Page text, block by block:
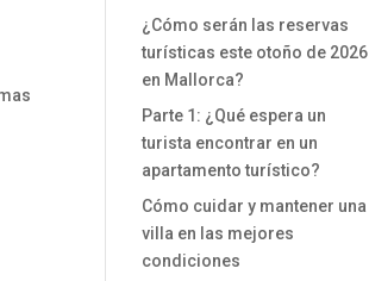
¿Cómo serán las reservas
turísticas este otoño de 2026
en Mallorca?
Parte 1: ¿Qué espera un
turista encontrar en un
apartamento turístico?
Cómo cuidar y mantener una
villa en las mejores
condiciones